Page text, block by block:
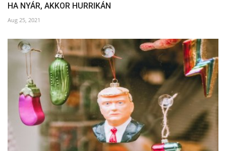
HA NYÁR, AKKOR HURRIKÁN
Aug 25, 2021